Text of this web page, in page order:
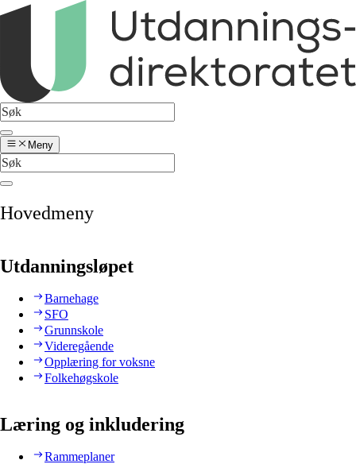
Meny
Hovedmeny
Utdanningsløpet
Barnehage
SFO
Grunnskole
Videregående
Opplæring for voksne
Folkehøgskole
Læring og inkludering
Rammeplaner